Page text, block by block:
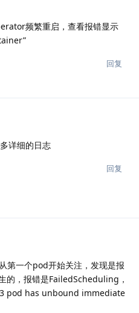
频繁重启，查看报错显示
回复
详细的日志
回复
第一个pod开始关注，发现是报
，报错是FailedScheduling，
pod has unbound immediate